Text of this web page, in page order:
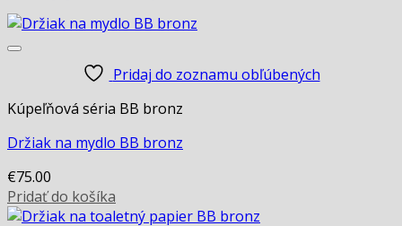
Pridaj do zoznamu obľúbených
Kúpeľňová séria BB bronz
Držiak na mydlo BB bronz
€75.00
Pridať do košíka